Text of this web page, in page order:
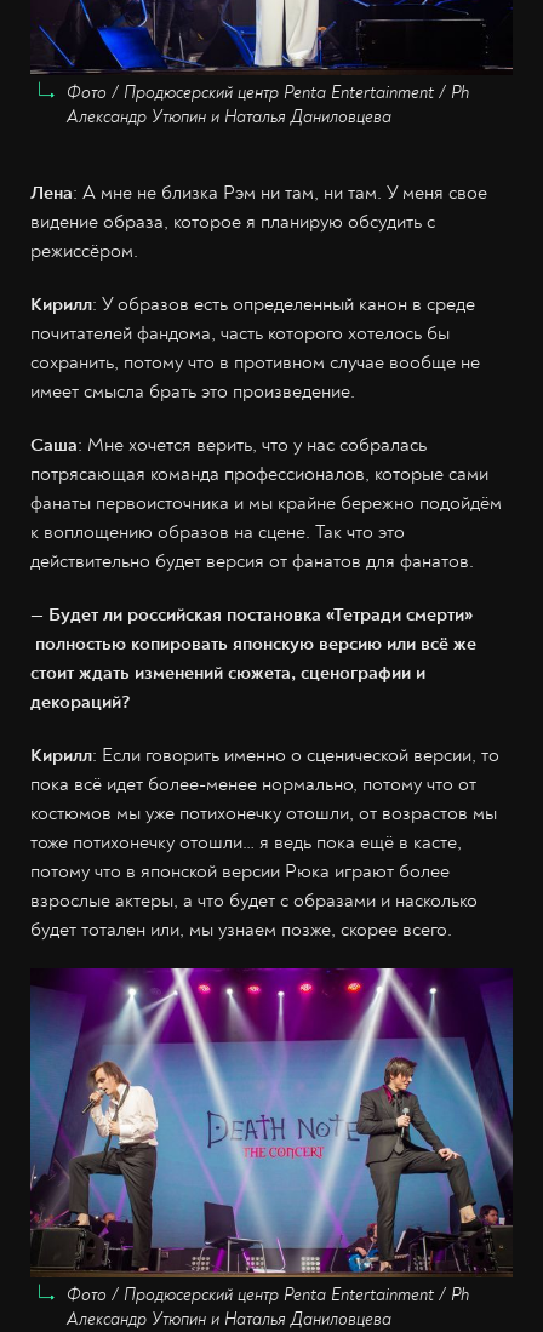
Фото / Продюсерский центр Penta Entertainment / Ph
Александр Утюпин и Наталья Даниловцева
Лена: А мне не близка Рэм ни там, ни там. У меня свое
видение образа, которое я планирую обсудить с
режиссёром.
Кирилл: У образов есть определенный канон в среде
почитателей фандома, часть которого хотелось бы
сохранить, потому что в противном случае вообще не
имеет смысла брать это произведение.
Саша: Мне хочется верить, что у нас собралась
потрясающая команда профессионалов, которые сами
фанаты первоисточника и мы крайне бережно подойдём
к воплощению образов на сцене. Так что это
действительно будет версия от фанатов для фанатов.
— Будет ли российская постановка «Тетради смерти»
полностью копировать японскую версию или всё же
стоит ждать изменений сюжета, сценографии и
декораций?
Кирилл: Если говорить именно о сценической версии, то
пока всё идет более-менее нормально, потому что от
костюмов мы уже потихонечку отошли, от возрастов мы
тоже потихонечку отошли… я ведь пока ещё в касте,
потому что в японской версии Рюка играют более
взрослые актеры, а что будет с образами и насколько
будет тотален или, мы узнаем позже, скорее всего.
Фото / Продюсерский центр Penta Entertainment / Ph
Александр Утюпин и Наталья Даниловцева